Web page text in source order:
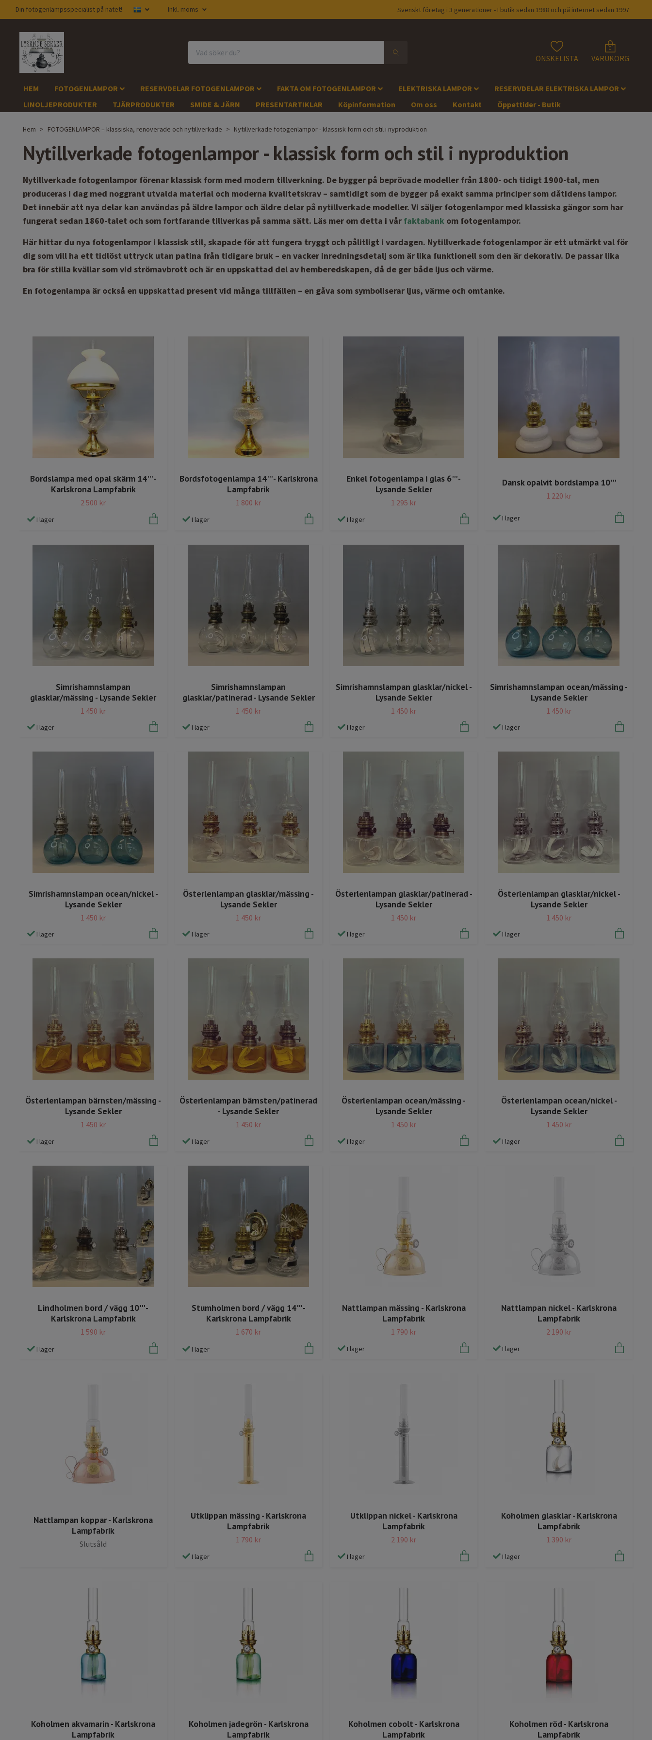
Din fotogenlampsspecialist på nätet! Inkl. moms Svenskt företag i 3 generationer - I butik sedan 1988 och på internet sedan 1997
ÖNSKELISTA
0
VARUKORG
HEM FOTOGENLAMPOR RESERVDELAR FOTOGENLAMPOR FAKTA OM FOTOGENLAMPOR ELEKTRISKA LAMPOR
RESERVDELAR ELEKTRISKA LAMPOR
LINOLJEPRODUKTER
TJÄRPRODUKTER SMIDE & JÄRN PRESENTARTIKLAR Köpinformation Om oss Kontakt Öppettider - Butik
Hem FOTOGENLAMPOR – klassiska, renoverade och nytillverkade Nytillverkade fotogenlampor - klassisk form och stil i nyproduktion
Nytillverkade fotogenlampor - klassisk form och stil i nyproduktion
Nytillverkade fotogenlampor förenar klassisk form med modern tillverkning. De bygger på beprövade modeller från 1800- och tidigt 1900-tal, men
produceras i dag med noggrant utvalda material och moderna kvalitetskrav – samtidigt som de bygger på exakt samma principer som dåtidens lampor.
Det innebär att nya delar kan användas på äldre lampor och äldre delar på nytillverkade modeller. Vi säljer fotogenlampor med klassiska gängor som har
fungerat sedan 1860-talet och som fortfarande tillverkas på samma sätt. Läs mer om detta i vår faktabank om fotogenlampor.
Här hittar du nya fotogenlampor i klassisk stil, skapade för att fungera tryggt och pålitligt i vardagen. Nytillverkade fotogenlampor är ett utmärkt val för
dig som vill ha ett tidlöst uttryck utan patina från tidigare bruk – en vacker inredningsdetalj som är lika funktionell som den är dekorativ. De passar lika
bra för stilla kvällar som vid strömavbrott och är en uppskattad del av hemberedskapen, då de ger både ljus och värme.
En fotogenlampa är också en uppskattad present vid många tillfällen – en gåva som symboliserar ljus, värme och omtanke.
Bordslampa med opal skärm 14''' -
Karlskrona Lampfabrik
2 500 kr
I lager
Bordsfotogenlampa 14''' - Karlskrona
Lampfabrik
1 800 kr
I lager
Enkel fotogenlampa i glas 6''' -
Lysande Sekler
1 295 kr
I lager
Dansk opalvit bordslampa 10'''
1 220 kr
I lager
Simrishamnslampan
glasklar/mässing - Lysande Sekler
1 450 kr
I lager
Simrishamnslampan
glasklar/patinerad - Lysande Sekler
1 450 kr
I lager
Simrishamnslampan glasklar/nickel -
Lysande Sekler
1 450 kr
I lager
Simrishamnslampan ocean/mässing -
Lysande Sekler
1 450 kr
I lager
Simrishamnslampan ocean/nickel -
Lysande Sekler
1 450 kr
I lager
Österlenlampan glasklar/mässing -
Lysande Sekler
1 450 kr
I lager
Österlenlampan glasklar/patinerad -
Lysande Sekler
1 450 kr
I lager
Österlenlampan glasklar/nickel -
Lysande Sekler
1 450 kr
I lager
Österlenlampan bärnsten/mässing -
Lysande Sekler
1 450 kr
I lager
Österlenlampan bärnsten/patinerad
- Lysande Sekler
1 450 kr
I lager
Österlenlampan ocean/mässing -
Lysande Sekler
1 450 kr
I lager
Österlenlampan ocean/nickel -
Lysande Sekler
1 450 kr
I lager
Lindholmen bord / vägg 10''' -
Karlskrona Lampfabrik
1 590 kr
I lager
Stumholmen bord / vägg 14''' -
Karlskrona Lampfabrik
1 670 kr
I lager
Nattlampan mässing - Karlskrona
Lampfabrik
1 790 kr
I lager
Nattlampan nickel - Karlskrona
Lampfabrik
2 190 kr
I lager
Nattlampan koppar - Karlskrona
Lampfabrik
Slutsåld
Utklippan mässing - Karlskrona
Lampfabrik
1 790 kr
I lager
Utklippan nickel - Karlskrona
Lampfabrik
2 190 kr
I lager
Koholmen glasklar - Karlskrona
Lampfabrik
1 390 kr
I lager
Koholmen akvamarin - Karlskrona
Lampfabrik
Koholmen jadegrön - Karlskrona
Lampfabrik
Koholmen cobolt - Karlskrona
Lampfabrik
Koholmen röd - Karlskrona
Lampfabrik